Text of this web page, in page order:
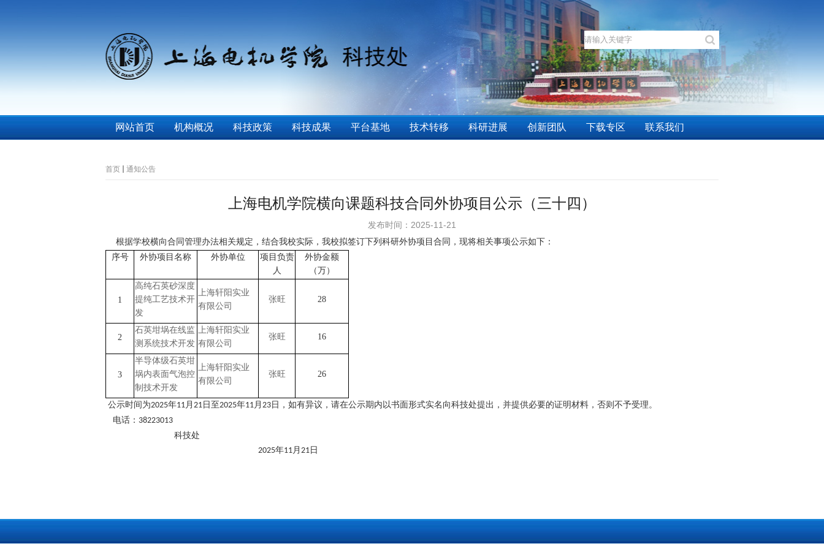
网站首页 机构概况 科技政策 科技成果 平台基地 技术转移 科研进展 创新团队 下载专区 联系我们
首页 通知公告
上海电机学院横向课题科技合同外协项目公示（三十四）
发布时间：2025-11-21
根据学校横向合同管理办法相关规定，结合我校实际，我校拟签订下列科研外协项目合同，现将相关事项公示如下：
序号
外协项目名称 外协单位
项目负责
人
外协金额
（万）
1
高纯石英砂深度
提纯工艺技术开
发
上海轩阳实业
有限公司
张旺 28
2
石英坩埚在线监
测系统技术开发
上海轩阳实业
有限公司
张旺 16
3
半导体级石英坩
埚内表面气泡控
制技术开发
上海轩阳实业
有限公司
张旺 26
公示时间为2025年11月 21 日至2025年11月 23 日，如有异议，请在公示期内以书面形式实名向科技处提出，并提供必要的证明材料，否则不予受理。
电话： 38223013
科技处
2025年11月 21 日